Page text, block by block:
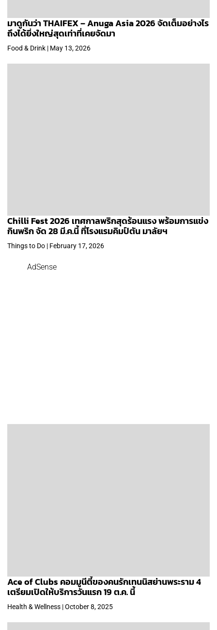
มาดูกันว่า THAIFEX – Anuga Asia 2026 จัดเต็มอย่างไร
ถึงได้ยิ่งใหญ่สุดเท่าที่เคยจัดมา
Food & Drink | May 13, 2026
Chilli Fest 2026 เทศกาลพริกสุดร้อนแรง พร้อมการแข่ง
กินพริก จัด 28 มี.ค.นี้ ที่โรงแรมคิมป์ตัน มาลัยฯ
Things to Do | February 17, 2026
AdSense
Ace of Clubs คอมมูนีตี้ของคนรักเทนนิสย่านพระราม 4
เตรียมเปิดให้บริการวันแรก 19 ต.ค. นี้
Health & Wellness | October 8, 2025